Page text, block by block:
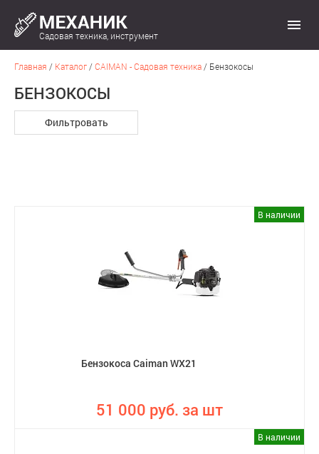
Садовая техника, инструмент
Главная / Каталог /CAIMAN - Садовая техника / Бензокосы
БЕНЗОКОСЫ
Фильтровать
В наличии
Бензокоса Caiman WX21
51 000 руб. за шт
В наличии